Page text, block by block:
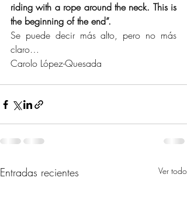
riding with a rope around the neck. This is
the beginning of the end”.
Se puede decir más alto, pero no más
claro…
Carolo López-Quesada
Entradas recientes Ver todo